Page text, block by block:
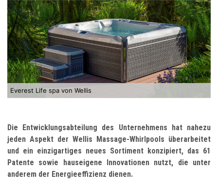
Everest Life spa von Wellis
Die Entwicklungsabteilung des Unternehmens hat nahezu
jeden Aspekt der Wellis Massage-Whirlpools überarbeitet
und ein einzigartiges neues Sortiment konzipiert, das 61
Patente sowie hauseigene Innovationen nutzt, die unter
anderem der Energieeffizienz dienen.